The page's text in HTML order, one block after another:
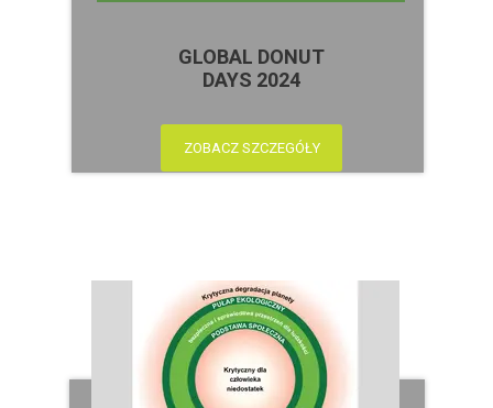
ZOBACZ SZCZEGÓŁY
GLOBAL DONUT
DAYS 2024